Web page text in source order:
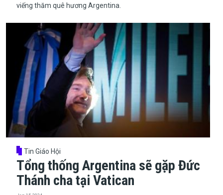
viếng thăm quê hương Argentina.
Tin Giáo Hội
Tổng thống Argentina sẽ gặp Đức
Thánh cha tại Vatican